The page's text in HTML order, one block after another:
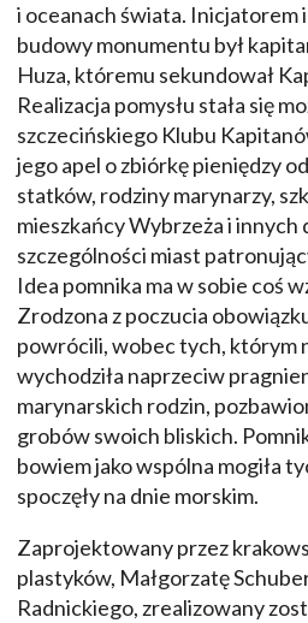
i oceanach świata. Inicjatorem
budowy monumentu był
Huza, któremu sekundował
Realizacja pomysłu stała się
szczecińskiego Klubu
jego apel o zbiórkę pieniędzy
statków, rodziny marynarzy,
mieszkańcy Wybrzeża i innych
szczególności miast
Idea pomnika ma w sobie coś
Zrodzona z poczucia
powrócili, wobec tych, którym
wychodziła naprzeciw
marynarskich rodzin,
grobów swoich bliskich.
bowiem jako wspólna mogiła
spoczęły na dnie morskim.
Zaprojektowany przez
plastyków, Małgorzatę
Radnickiego, zrealizowany